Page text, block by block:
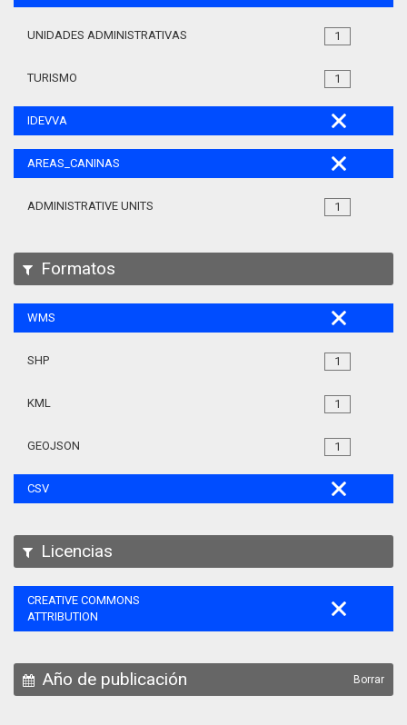
1
UNIDADES ADMINISTRATIVAS
1
TURISMO
IDEVVA
AREAS_CANINAS
1
ADMINISTRATIVE UNITS
Formatos
WMS
1
SHP
1
KML
1
GEOJSON
CSV
Licencias
CREATIVE COMMONS
ATTRIBUTION
Año de publicación Borrar